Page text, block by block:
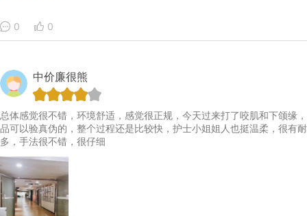
0 0
中价廉很熊
总体感觉很不错，环境舒适，感觉很正规，今天过来打了咬肌和下颌缘
品可以验真伪的，整个过程还是比较快，护士小姐姐人也挺温柔，很有
多，手法很不错，很仔细